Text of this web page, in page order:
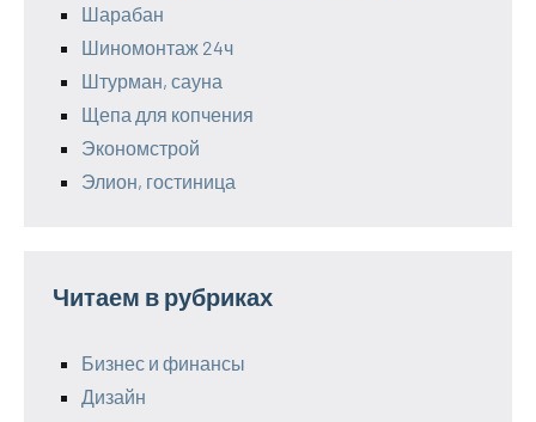
Шарабан
Шиномонтаж 24ч
Штурман, сауна
Щепа для копчения
Экономстрой
Элион, гостиница
Читаем в рубриках
Бизнес и финансы
Дизайн